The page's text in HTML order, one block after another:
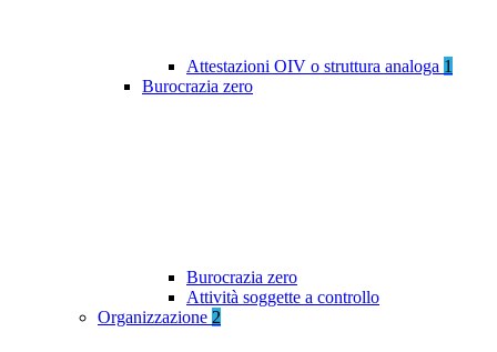
Attestazioni OIV o struttura analoga 1
Burocrazia zero
Burocrazia zero
Attività soggette a controllo
Organizzazione 2